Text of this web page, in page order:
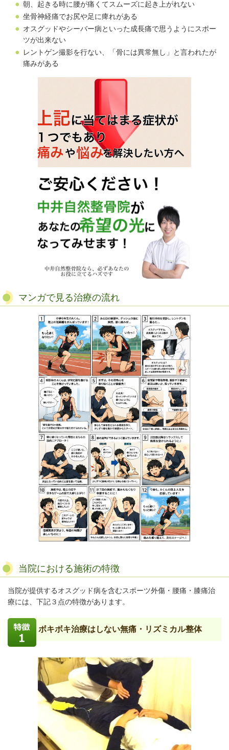
朝、起きる時に腰が痛くてスムーズに起き上がれない
坐骨神経痛でお尻や足に痺れがある
オスグッドやシーバー病といった成長痛で思うようにスポー
ツが出来ない
レントゲン撮影を行ない、「骨には異常無し」と言われたが
痛みがある
マンガで見る治療の流れ
当院における施術の特徴
当院が提供するオスグッド病を含むスポーツ外傷・腰痛・膝痛治
療には、下記３点の特徴があります。
ボキボキ治療はしない無痛・リズミカル整体